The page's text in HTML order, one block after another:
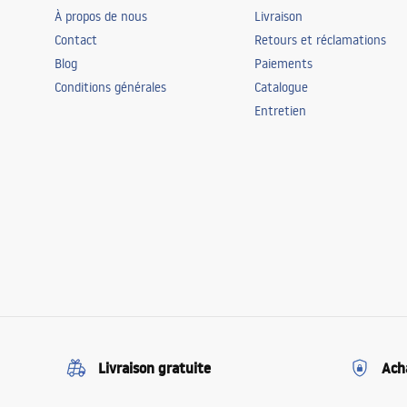
À propos de nous
Contact
Blog
Conditions générales
Livraison
Retours et réclamations
Paiements
Catalogue
Entretien
Livraison gratuite